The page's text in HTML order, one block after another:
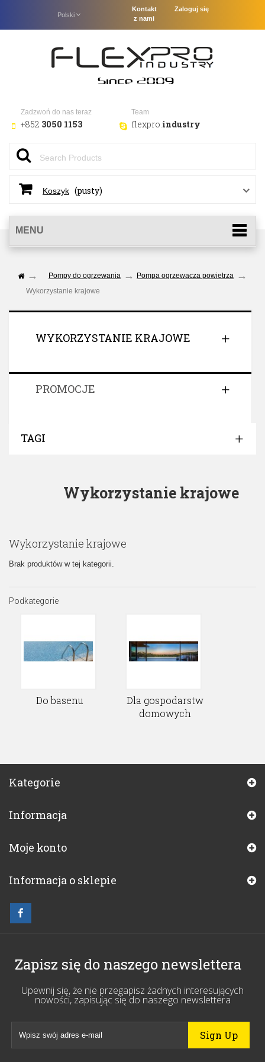
Zaloguj się
Polski
Kontakt
z nami
Zadzwoń do nas teraz
+852 3050 1153
Team
flexpro.industry
Koszyk (pusty)
MENU
Pompy do ogrzewania
Pompa ogrzewacza powietrza
Wykorzystanie krajowe
WYKORZYSTANIE KRAJOWE
PROMOCJE
TAGI
Wykorzystanie krajowe
Wykorzystanie krajowe
Brak produktów w tej kategorii.
Podkategorie
Do basenu
Dla gospodarstw
domowych
Kategorie
Informacja
Moje konto
Informacja o sklepie
Zapisz się do naszego newslettera
Upewnij się, że nie przegapisz żadnych interesujących
nowości, zapisując się do naszego newslettera